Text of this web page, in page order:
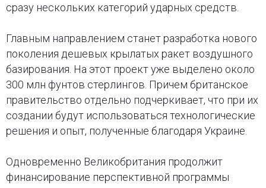
сразу нескольких категорий ударных средств.
Главным направлением станет разработка нового
поколения дешевых крылатых ракет воздушного
базирования. На этот проект уже выделено около
300 млн фунтов стерлингов. Причем британское
правительство отдельно подчеркивает, что при их
создании будут использоваться технологические
решения и опыт, полученные благодаря Украине.
Одновременно Великобритания продолжит
финансирование перспективной программы